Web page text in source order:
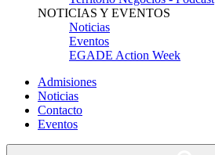
NOTICIAS Y EVENTOS
Noticias
Eventos
EGADE Action Week
Admisiones
Noticias
Contacto
Eventos